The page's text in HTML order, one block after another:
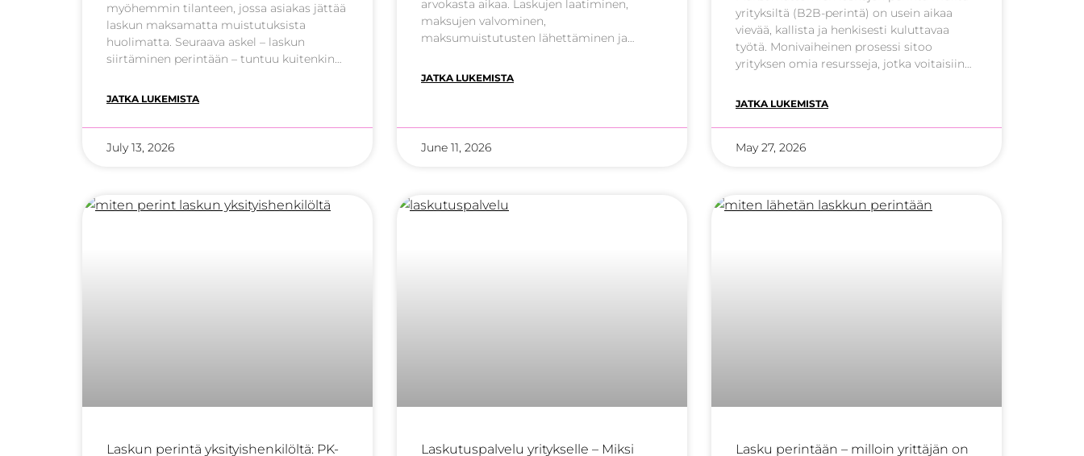
myöhemmin tilanteen, jossa asiakas jättää
laskun maksamatta muistutuksista
huolimatta. Seuraava askel – laskun
siirtäminen perintään – tuntuu kuitenkin
selkeä: pilaako perintä pitkään rakennetun
perintätoimistoista liittyy usein kylmiin
kirjeisiin ja painostukseen. Nykyaikainen
JATKA LUKEMISTA
July 13, 2026
arvokasta aikaa. Laskujen laatiminen,
maksujen valvominen,
maksumuistutusten lähettäminen ja
ovat kriittisiä liiketoiminnan kannalta,
pelkkää ohjelmistoa, vaan vapautat aikaa ja
JATKA LUKEMISTA
June 11, 2026
yrityksiltä (B2B-perintä) on usein aikaa
vievää, kallista ja henkisesti kuluttavaa
työtä. Monivaiheinen prosessi sitoo
yrityksen omia resursseja, jotka voitaisiin
ydinliiketoiminnan pyörittämiseen. Aivan
yritysten välinen perintä on
taloushallinnon prosessi, joka kannattaa
käymme läpi, miksi B2B-perinnän
JATKA LUKEMISTA
May 27, 2026
Laskun perintä yksityishenkilöltä: PK-
Laskutuspalvelu yritykselle – Miksi
Lasku perintään – milloin yrittäjän on